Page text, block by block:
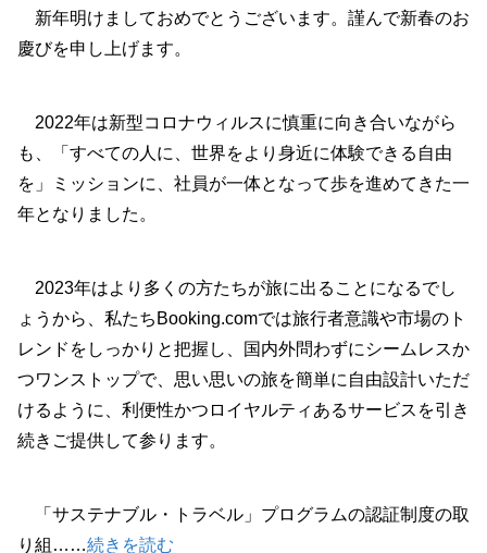
新年明けましておめでとうございます。謹んで新春のお
慶びを申し上げます。
2022年は新型コロナウィルスに慎重に向き合いながら
も、「すべての人に、世界をより身近に体験できる自由
を」ミッションに、社員が一体となって歩を進めてきた一
年となりました。
2023年はより多くの方たちが旅に出ることになるでし
ょうから、私たちBooking.comでは旅行者意識や市場のト
レンドをしっかりと把握し、国内外問わずにシームレスか
つワンストップで、思い思いの旅を簡単に自由設計いただ
けるように、利便性かつロイヤルティあるサービスを引き
続きご提供して参ります。
「サステナブル・トラベル」プログラムの認証制度の取
り組……続きを読む